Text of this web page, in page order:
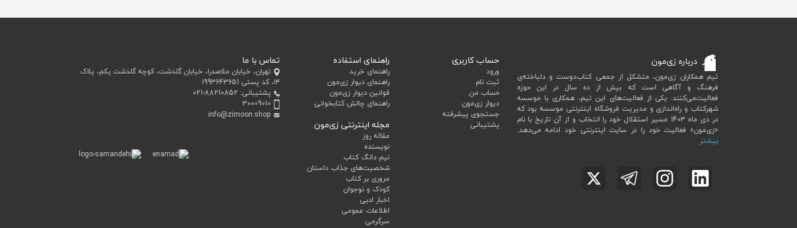
درباره زی‌مون
تیم همکاران زی‌مون، متشکل از جمعی کتاب‌دوست و دلباخته‌ی
فرهنگ و آگاهی است که بیش از ده سال در این حوزه
فعالیت‌می‌کنند. یکی از فعالیت‌های این تیم، همکاری با موسسه
شهرکتاب و راه‌اندازی و مدیریت فروشگاه اینترنتی موسسه بود که
در دی ماه 1403 مسیر استقلال خود را انتخاب و از آن تاریخ با نام
«زی‌مون» فعالیت خود را در سایت اینترنتی خود ادامه می‌دهد.
بیشتر
حساب کاربری
ورود
ثبت نام
حساب من
دیوار زی‌مون
جستجوی پیشرفته
پشتیبانی
راهنمای استفاده
راهنمای خرید
راهنمای دیوار زی‌مون
قوانین دیوار زی‌مون
راهنمای چالش کتابخوانی
مجله اینترنتی زی‌مون
مقاله روز
نویسنده
نیم دانگ کتاب
شخصیت‌های جذاب داستان
مروری بر کتاب
کودک و نوجوان
اخبار ادبی
اطلاعات عمومی
سرگرمی
تماس با ما
تهران، خیابان ملاصدرا، خیابان گلدشت، کوچه گلدشت یکم، پلاک
۱۴، کد پستی 1993643651
پشتیبانی: 021-88210852
30009010
info@zimoon.shop